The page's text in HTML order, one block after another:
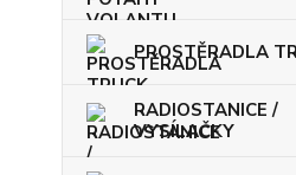
PROSTĚRADLA
RADIOSTANICE /
VYSÍLAČKY